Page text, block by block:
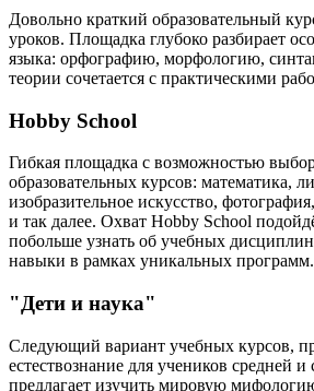
Довольно краткий образовательный
уроков. Площадка глубоко разбирает
языка: орфографию, морфологию,
теории сочетается с практическими
Hobby School
Гибкая площадка с возможностью
образовательных курсов: математика,
изобразительное искусство,
и так далее. Охват Hobby School
побольше узнать об учебных
навыки в рамках уникальных программ.
"Дети и наука"
Следующий вариант учебных курсов,
естествознание для учеников средней
предлагает изучить мировую